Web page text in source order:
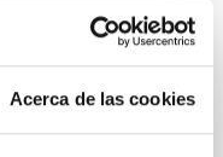
Acerca de las cookies